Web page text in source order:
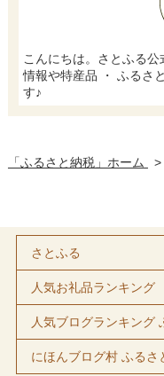
こんにちは。さとふる
情報や特産品 ・ ふるさ
す♪
「ふるさと納税」ホーム >
さとふる
人気お礼品ランキング
人気ブログランキング
にほんブログ村 ふるさ